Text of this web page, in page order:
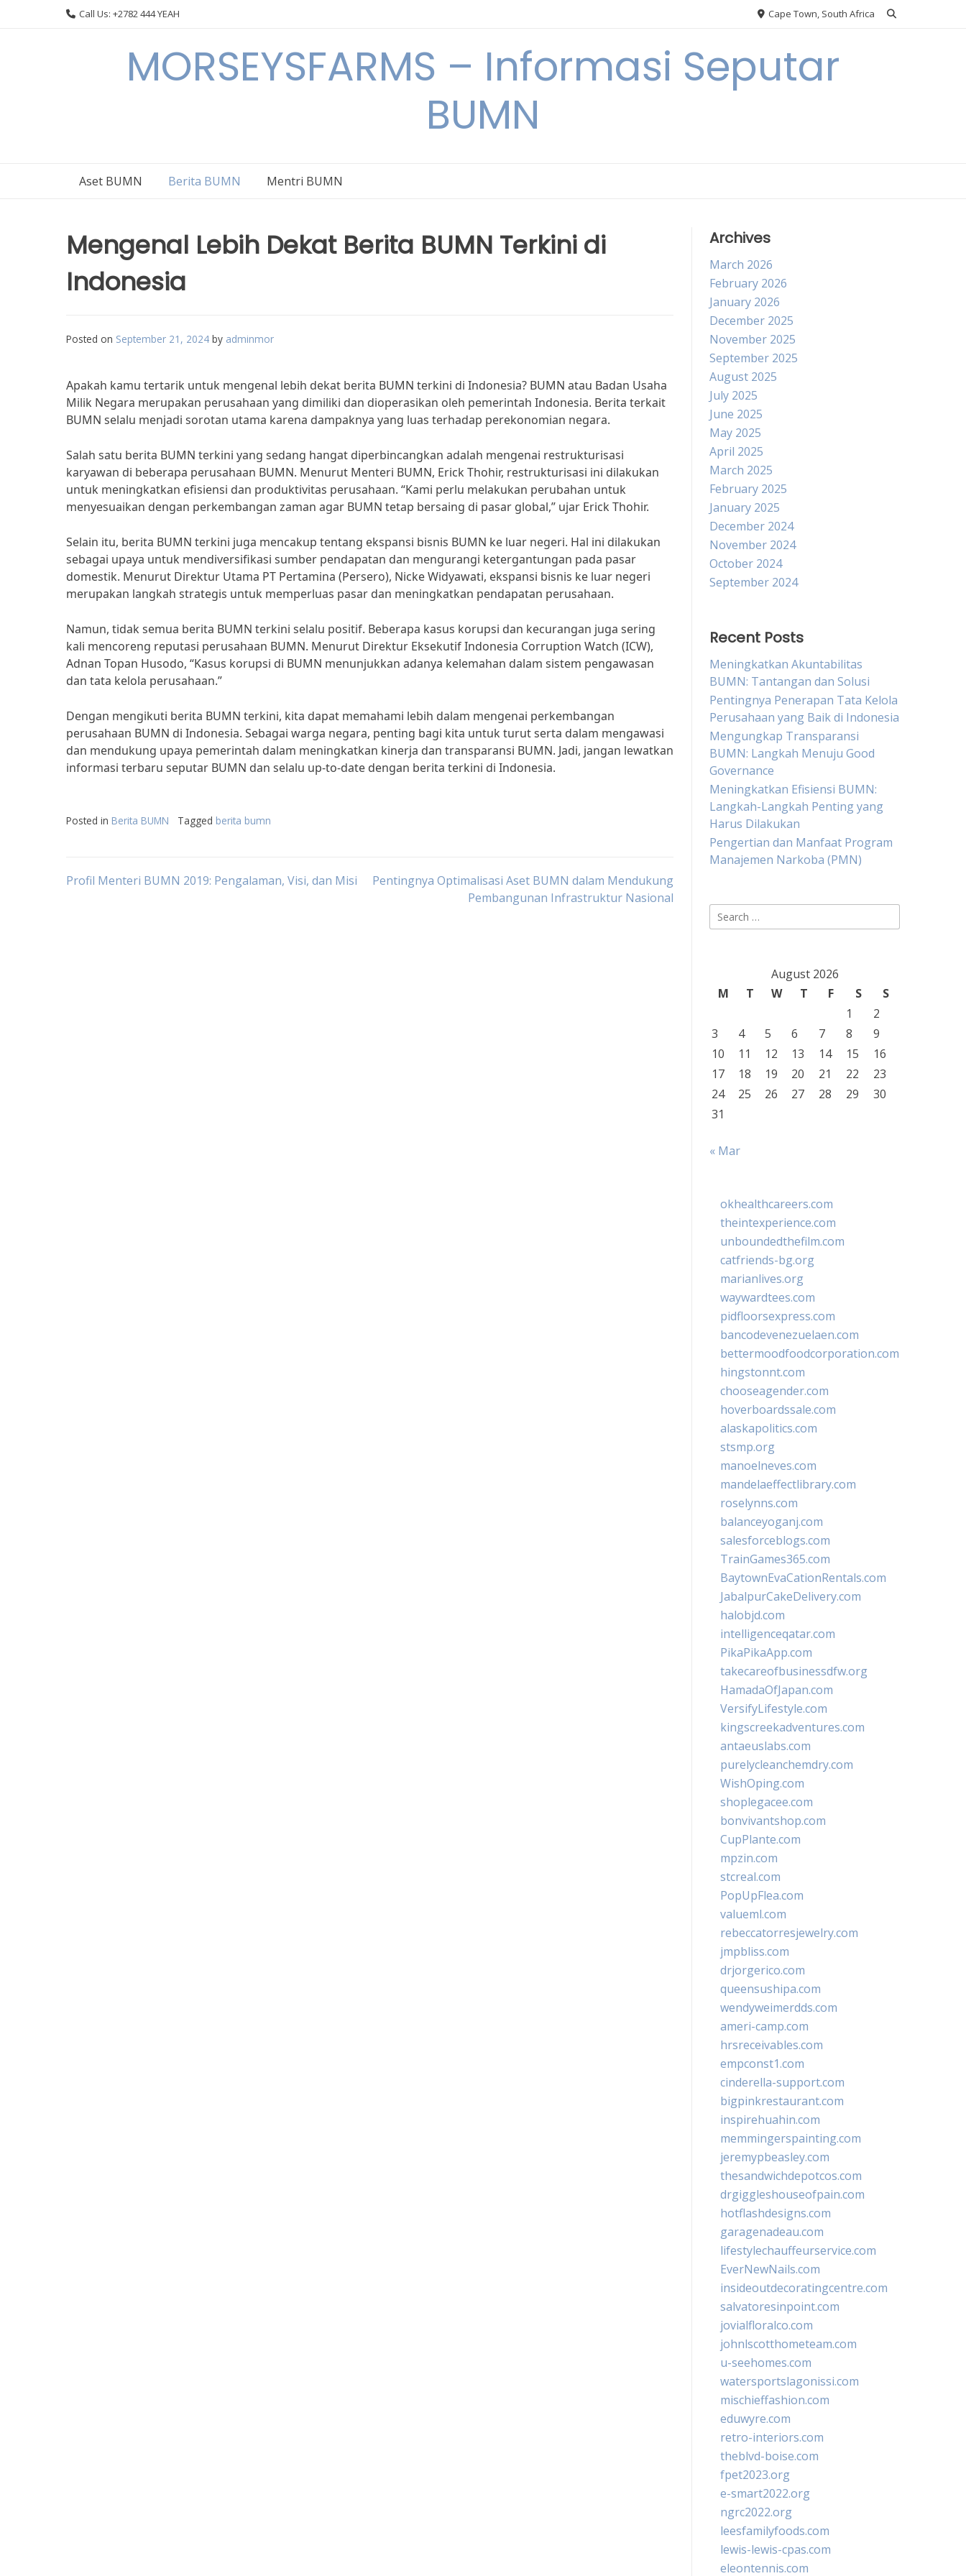
Call Us: +2782 444 YEAH Cape Town, South Africa
MORSEYSFARMS – Informasi Seputar
BUMN
Aset BUMN Berita BUMN Mentri BUMN
Mengenal Lebih Dekat Berita BUMN Terkini di
Indonesia
Posted on September 21, 2024 by adminmor
Apakah kamu tertarik untuk mengenal lebih dekat berita BUMN terkini di Indonesia? BUMN atau Badan Usaha
Milik Negara merupakan perusahaan yang dimiliki dan dioperasikan oleh pemerintah Indonesia. Berita terkait
BUMN selalu menjadi sorotan utama karena dampaknya yang luas terhadap perekonomian negara.
Salah satu berita BUMN terkini yang sedang hangat diperbincangkan adalah mengenai restrukturisasi
karyawan di beberapa perusahaan BUMN. Menurut Menteri BUMN, Erick Thohir, restrukturisasi ini dilakukan
untuk meningkatkan efisiensi dan produktivitas perusahaan. “Kami perlu melakukan perubahan untuk
menyesuaikan dengan perkembangan zaman agar BUMN tetap bersaing di pasar global,” ujar Erick Thohir.
Selain itu, berita BUMN terkini juga mencakup tentang ekspansi bisnis BUMN ke luar negeri. Hal ini dilakukan
sebagai upaya untuk mendiversifikasi sumber pendapatan dan mengurangi ketergantungan pada pasar
domestik. Menurut Direktur Utama PT Pertamina (Persero), Nicke Widyawati, ekspansi bisnis ke luar negeri
merupakan langkah strategis untuk memperluas pasar dan meningkatkan pendapatan perusahaan.
Namun, tidak semua berita BUMN terkini selalu positif. Beberapa kasus korupsi dan kecurangan juga sering
kali mencoreng reputasi perusahaan BUMN. Menurut Direktur Eksekutif Indonesia Corruption Watch (ICW),
Adnan Topan Husodo, “Kasus korupsi di BUMN menunjukkan adanya kelemahan dalam sistem pengawasan
dan tata kelola perusahaan.”
Dengan mengikuti berita BUMN terkini, kita dapat memahami lebih dalam mengenai perkembangan
perusahaan BUMN di Indonesia. Sebagai warga negara, penting bagi kita untuk turut serta dalam mengawasi
dan mendukung upaya pemerintah dalam meningkatkan kinerja dan transparansi BUMN. Jadi, jangan lewatkan
informasi terbaru seputar BUMN dan selalu up-to-date dengan berita terkini di Indonesia.
Posted in Berita BUMN Tagged berita bumn
Post
Profil Menteri BUMN 2019: Pengalaman, Visi, dan Misi
Pentingnya Optimalisasi Aset BUMN dalam Mendukung
Pembangunan Infrastruktur Nasional
Archives
March 2026
February 2026
January 2026
December 2025
November 2025
September 2025
August 2025
July 2025
June 2025
May 2025
April 2025
March 2025
February 2025
January 2025
December 2024
November 2024
October 2024
September 2024
Recent Posts
Meningkatkan Akuntabilitas
BUMN: Tantangan dan Solusi
Pentingnya Penerapan Tata Kelola
Perusahaan yang Baik di Indonesia
Mengungkap Transparansi
BUMN: Langkah Menuju Good
Governance
Meningkatkan Efisiensi BUMN:
Langkah-Langkah Penting yang
Harus Dilakukan
Pengertian dan Manfaat Program
Manajemen Narkoba (PMN)
Search
for:
August 2026
M
T W T F S
S
1
2
3
4 5 6 7 8
9
10
11 12 13 14 15
16
17
18 19 20 21 22
23
24
25 26 27 28 29
30
31
« Mar
okhealthcareers.com
theintexperience.com
unboundedthefilm.com
catfriends-bg.org
marianlives.org
waywardtees.com
pidfloorsexpress.com
bancodevenezuelaen.com
bettermoodfoodcorporation.com
hingstonnt.com
chooseagender.com
hoverboardssale.com
alaskapolitics.com
stsmp.org
manoelneves.com
mandelaeffectlibrary.com
roselynns.com
balanceyoganj.com
salesforceblogs.com
TrainGames365.com
BaytownEvaCationRentals.com
JabalpurCakeDelivery.com
halobjd.com
intelligenceqatar.com
PikaPikaApp.com
takecareofbusinessdfw.org
HamadaOfJapan.com
VersifyLifestyle.com
kingscreekadventures.com
antaeuslabs.com
purelycleanchemdry.com
WishOping.com
shoplegacee.com
bonvivantshop.com
CupPlante.com
mpzin.com
stcreal.com
PopUpFlea.com
valueml.com
rebeccatorresjewelry.com
jmpbliss.com
drjorgerico.com
queensushipa.com
wendyweimerdds.com
ameri-camp.com
hrsreceivables.com
empconst1.com
cinderella-support.com
bigpinkrestaurant.com
inspirehuahin.com
memmingerspainting.com
jeremypbeasley.com
thesandwichdepotcos.com
drgiggleshouseofpain.com
hotflashdesigns.com
garagenadeau.com
lifestylechauffeurservice.com
EverNewNails.com
insideoutdecoratingcentre.com
salvatoresinpoint.com
jovialfloralco.com
johnlscotthometeam.com
u-seehomes.com
watersportslagonissi.com
mischieffashion.com
eduwyre.com
retro-interiors.com
theblvd-boise.com
fpet2023.org
e-smart2022.org
ngrc2022.org
leesfamilyfoods.com
lewis-lewis-cpas.com
eleontennis.com